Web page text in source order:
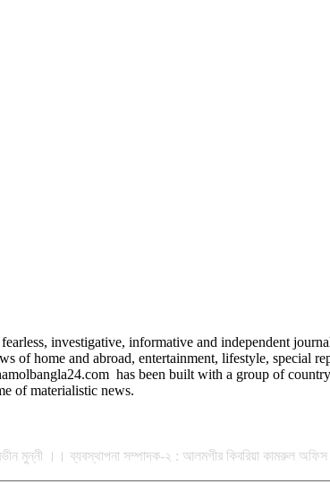
investigative, informative and independent
home and abroad, entertainment, lifestyle, special
has been built with a group of
of materialistic news.
মুন্নী ।। ব্যবস্থাপনা সম্পাদক-২ : আলমগীর কিবরিয়া কামরুল